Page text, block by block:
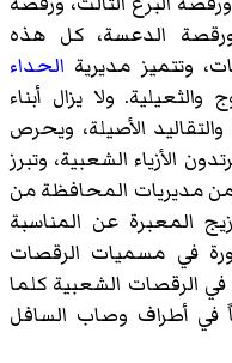
ورقصة الدعسة، كل هذه
وتتميز مديرية الحداء
ولا يزال أبناء
الأصيلة، ويحرص
الأزياء الشعبية، وتبرز
مديريات المحافظة من
المعبرة عن المناسبة
في مسميات الرقصات
الرقصات الشعبية كلما
في أطراف وصاب السافل